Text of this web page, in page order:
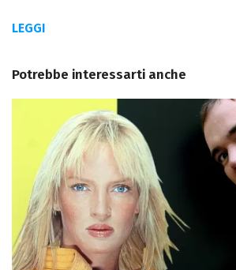
LEGGI
Potrebbe interessarti anche